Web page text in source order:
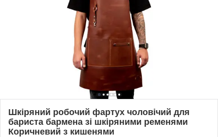
Шкіряний робочий фартух чоловічий для
бариста бармена зі шкіряними ременями
Коричневий з кишенями